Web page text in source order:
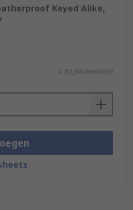
Keyed Alike,
€ 32,63/eenheid